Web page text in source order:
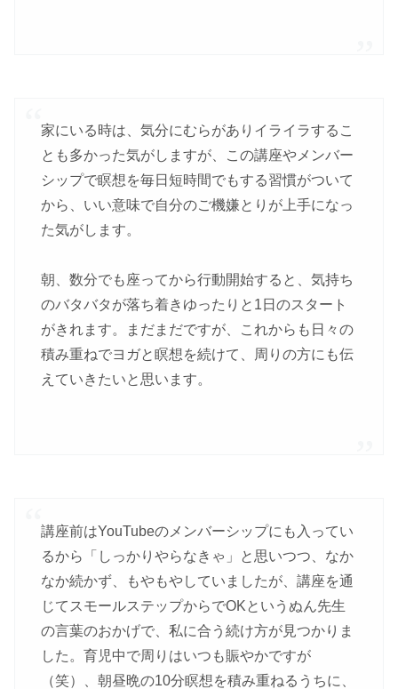
家にいる時は、気分にむらがありイライラするこ
とも多かった気がしますが、この講座やメンバー
シップで瞑想を毎日短時間でもする習慣がついて
から、いい意味で自分のご機嫌とりが上手になっ
た気がします。
朝、数分でも座ってから行動開始すると、気持ち
のバタバタが落ち着きゆったりと1日のスタート
がきれます。まだまだですが、これからも日々の
積み重ねでヨガと瞑想を続けて、周りの方にも伝
えていきたいと思います。
講座前はYouTubeのメンバーシップにも入ってい
るから「しっかりやらなきゃ」と思いつつ、なか
なか続かず、もやもやしていましたが、講座を通
じてスモールステップからでOKというぬん先生
の言葉のおかげで、私に合う続け方が見つかりま
した。育児中で周りはいつも賑やかですが
（笑）、朝昼晩の10分瞑想を積み重ねるうちに、